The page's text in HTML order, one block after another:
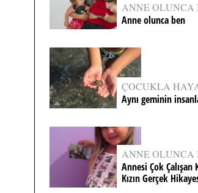
ANNE OLUNCA
Anne olunca ben
ÇOCUKLA
Aynı geminin
ANNE OLUNCA
Annesi Çok Çalışan
Kızın Gerçek